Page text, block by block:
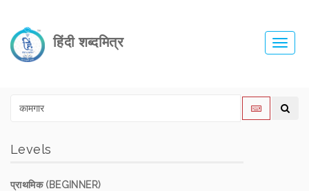
हिंदी शब्दमित्र
Levels
प्राथमिक (BEGINNER)